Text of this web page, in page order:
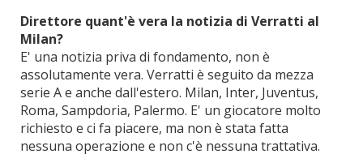
Direttore quant'è vera la notizia di Verratti al
Milan?
E' una notizia priva di fondamento, non è
assolutamente vera. Verratti è seguito da mezza
serie A e anche dall'estero. Milan, Inter, Juventus,
Roma, Sampdoria, Palermo. E' un giocatore molto
richiesto e ci fa piacere, ma non è stata fatta
nessuna operazione e non c'è nessuna trattativa.